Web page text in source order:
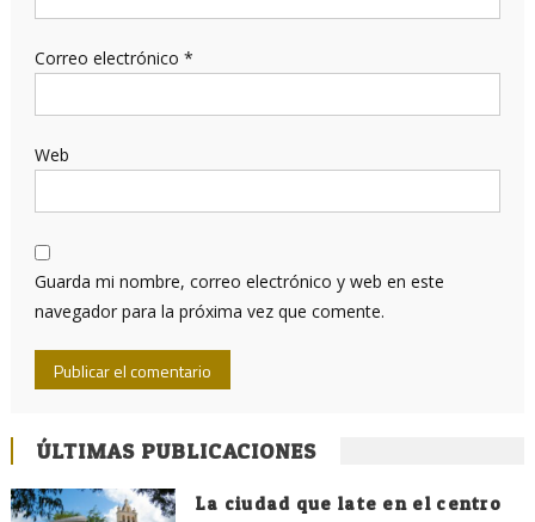
Correo electrónico *
Web
Guarda mi nombre, correo electrónico y web en este
navegador para la próxima vez que comente.
ÚLTIMAS PUBLICACIONES
La ciudad que late en el centro